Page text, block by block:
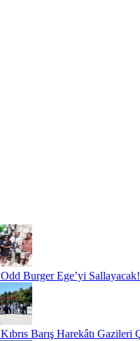
Odd Burger Ege’yi Sallayacak!
Kıbrıs Barış Harekâtı Gazileri